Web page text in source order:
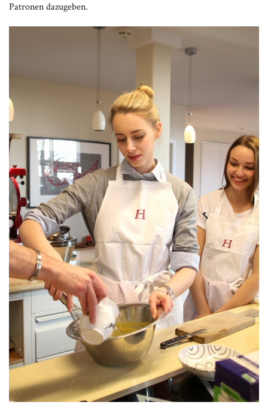
Patronen dazugeben.